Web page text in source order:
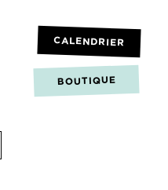
CALENDRIER
BOUTIQUE